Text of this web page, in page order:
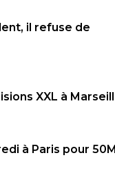
il refuse de
XXL à
à Paris pour